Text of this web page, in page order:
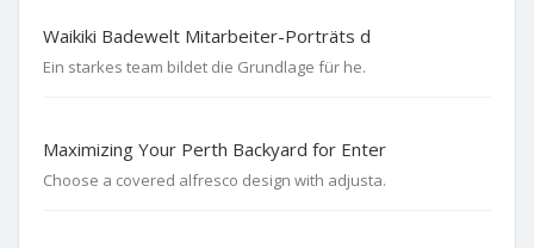
Waikiki Badewelt Mitarbeiter-Porträts d
Ein starkes team bildet die Grundlage für he.
Maximizing Your Perth Backyard for Enter
Choose a covered alfresco design with adjusta.